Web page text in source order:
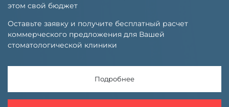
этом свой бюджет
Оставьте заявку и получите бесплатный расчет
коммерческого предложения для Вашей
стоматологической клиники
Подробнее